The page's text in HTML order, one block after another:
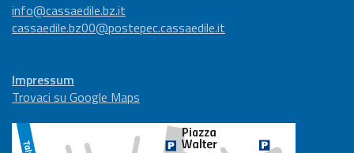
info@cassaedile.bz.it
cassaedile.bz00@postepec.cassaedile.it
Impressum
Trovaci su Google Maps